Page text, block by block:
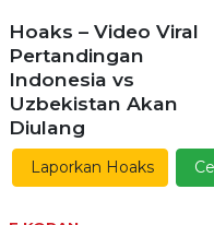
Hoaks – Video Viral
Pertandingan
Indonesia vs
Uzbekistan Akan
Diulang
Laporkan Hoaks